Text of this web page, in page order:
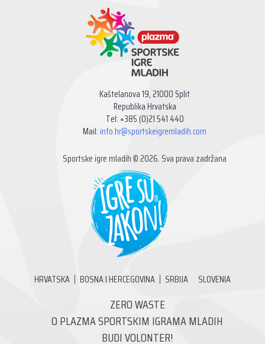
Kaštelanova 19, 21000 Split
Republika Hrvatska
Tel: +385 (0)21 541 440
Mail: info.hr@sportskeigremladih.com
Sportske igre mladih © 2026. Sva prava zadržana
HRVATSKA BOSNA I HERCEGOVINA SRBIJA SLOVENIA
ZERO WASTE
O PLAZMA SPORTSKIM IGRAMA MLADIH
BUDI VOLONTER!